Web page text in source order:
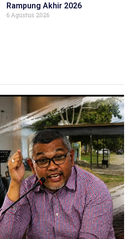
Rampung Akhir 2026
6 Agustus 2026